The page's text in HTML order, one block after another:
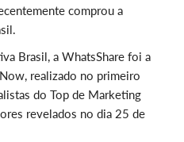
comprou a
Brasil, a WhatsShare foi a
realizado no primeiro
do Top de Marketing
revelados no dia 25 de